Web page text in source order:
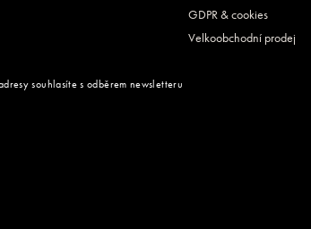
GDPR & cookies
Velkoobchodní prodej
souhlasíte s odběrem newsletteru